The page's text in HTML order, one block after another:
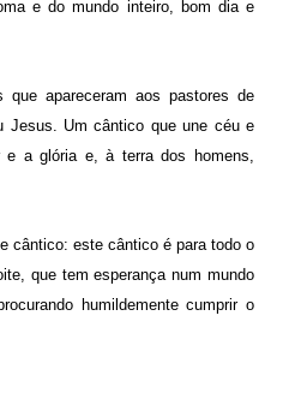
e do mundo inteiro, bom dia e
apareceram aos pastores de
Jesus. Um cântico que une céu e
e a glória e, à terra dos homens,
cântico: este cântico é para todo o
que tem esperança num mundo
humildemente cumprir o